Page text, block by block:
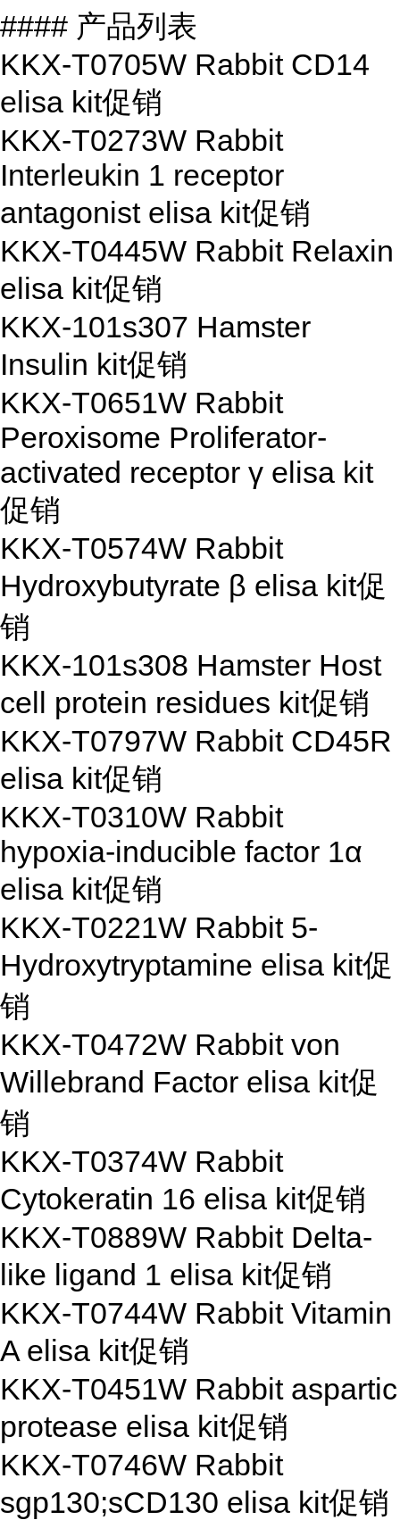
#### 产品列表
KKX-T0705W Rabbit CD14
elisa kit促销
KKX-T0273W Rabbit
Interleukin 1 receptor
antagonist elisa kit促销
KKX-T0445W Rabbit Relaxin
elisa kit促销
KKX-101s307 Hamster
Insulin kit促销
KKX-T0651W Rabbit
Peroxisome Proliferator-
activated receptor γ elisa kit
促销
KKX-T0574W Rabbit
Hydroxybutyrate β elisa kit促
销
KKX-101s308 Hamster Host
cell protein residues kit促销
KKX-T0797W Rabbit CD45R
elisa kit促销
KKX-T0310W Rabbit
hypoxia-inducible factor 1α
elisa kit促销
KKX-T0221W Rabbit 5-
Hydroxytryptamine elisa kit促
销
KKX-T0472W Rabbit von
Willebrand Factor elisa kit促
销
KKX-T0374W Rabbit
Cytokeratin 16 elisa kit促销
KKX-T0889W Rabbit Delta-
like ligand 1 elisa kit促销
KKX-T0744W Rabbit Vitamin
A elisa kit促销
KKX-T0451W Rabbit aspartic
protease elisa kit促销
KKX-T0746W Rabbit
sgp130;sCD130 elisa kit促销